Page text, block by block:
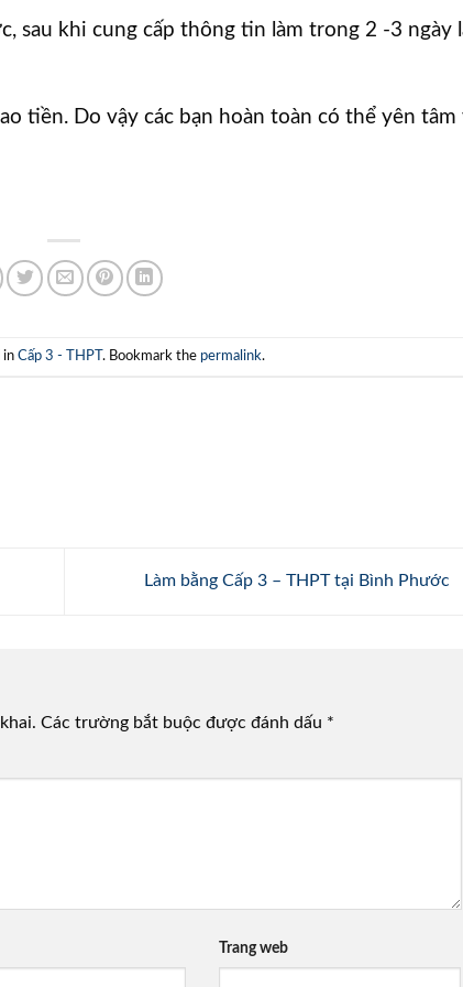
sau khi cung cấp thông tin làm trong 2 -3 ngày
tiền. Do vậy các bạn hoàn toàn có thể yên tâm
inCấp 3 - THPT. Bookmark the permalink.
Làm bằng Cấp 3 – THPT tại Bình Phước
Các trường bắt buộc được đánh dấu *
Trang web